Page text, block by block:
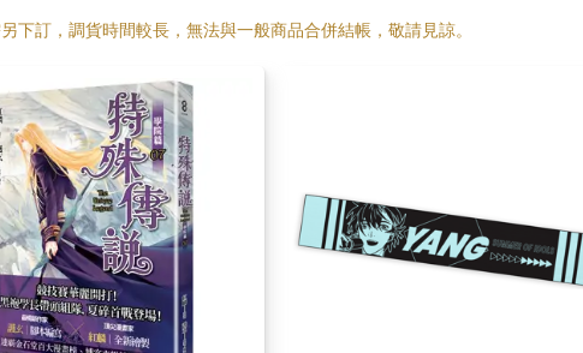
下訂，調貨時間較長，無法與一般商品合併結帳，敬請見諒。